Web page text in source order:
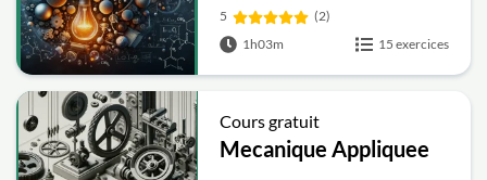
5
(2)
1h03m
15 exercices
Cours gratuit
Mecanique Appliquee